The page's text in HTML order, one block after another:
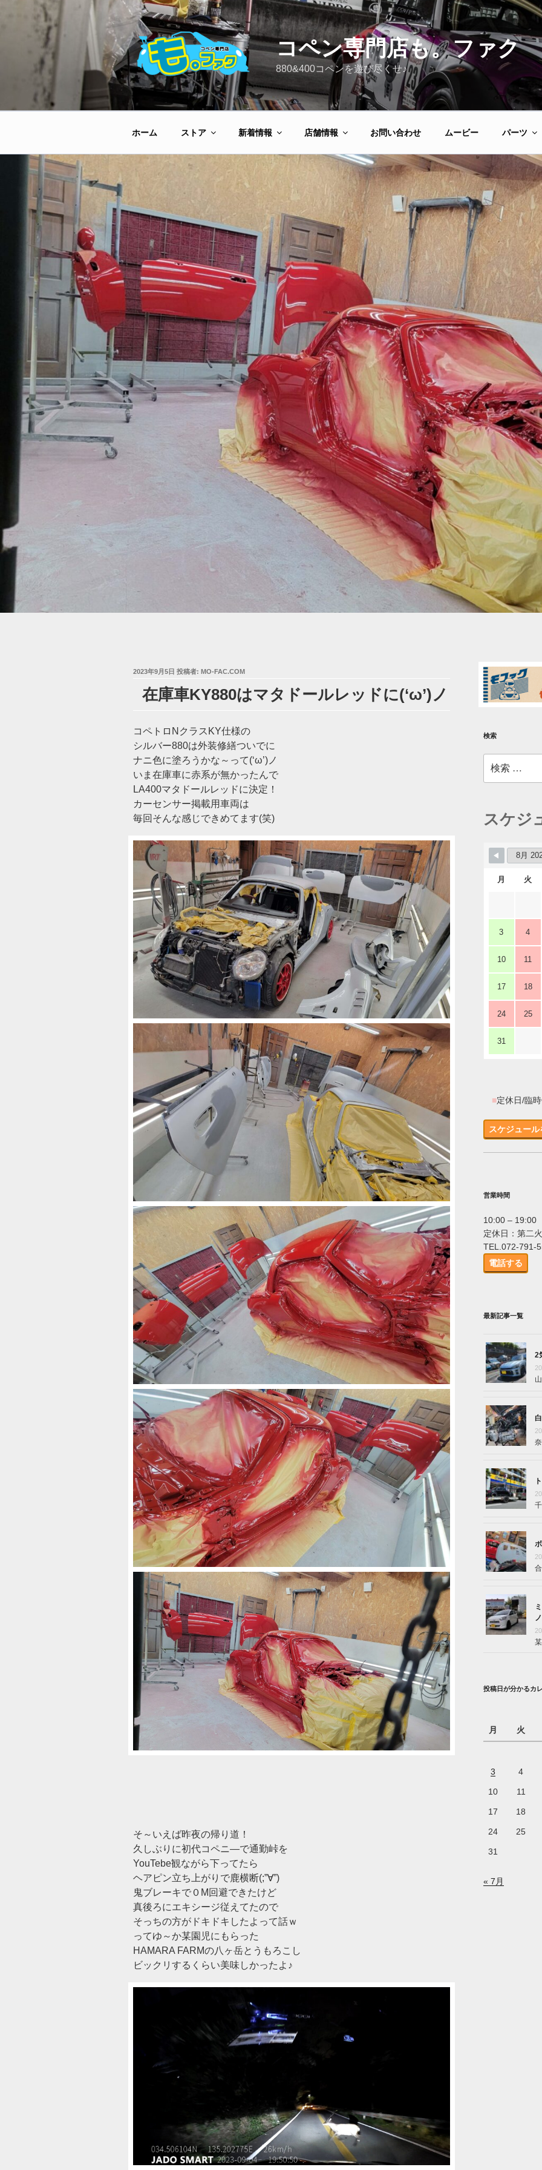
キ
コペン専門店も。ファク
880&400コペンを遊び尽くせ♪
ホーム ストア 新着情報 店舗情報 お問い合わせ ムービー パーツ
投
2023年9月5日 投稿者: MO-FAC.COM
在庫車KY880はマタドールレッドに(‘ω’)ノ
コペトロNクラスKY仕様の
シルバー880は外装修繕ついでに
ナニ色に塗ろうかな～って(‘ω’)ノ
いま在庫車に赤系が無かったんで
LA400マタドールレッドに決定！
カーセンサー掲載用車両は
毎回そんな感じできめてます(笑)
そ～いえば昨夜の帰り道！
久しぶりに初代コペニ―で通勤峠を
YouTebe観ながら下ってたら
ヘアピン立ち上がりで鹿横断(;”∀”)
鬼ブレーキで０M回避できたけど
真後ろにエキシージ従えてたので
そっちの方がドキドキしたよって話ｗ
ってゆ～か某園児にもらった
HAMARA FARMの八ヶ岳とうもろこし
ビックリするくらい美味しかったよ♪
検索
索:
スケジ
月 火
3 4
10 11
17 18
24 25
31
■定休日/臨
スケジュール
営業時間
10:00 – 19:00
定休日：第二
TEL.072-791-
電話する
最新記事一覧
2
ノ
投稿日が分かるカ
月 火
3 4
10 11
17 18
24 25
31
« 7月